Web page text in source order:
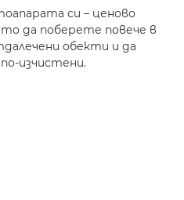
си – ценово
да поберете повече в
обекти и да
изчистени.